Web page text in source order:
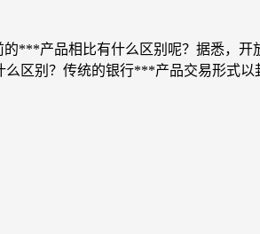
***产品相比有什么区别呢？据悉，
区别？传统的银行***产品交易形式